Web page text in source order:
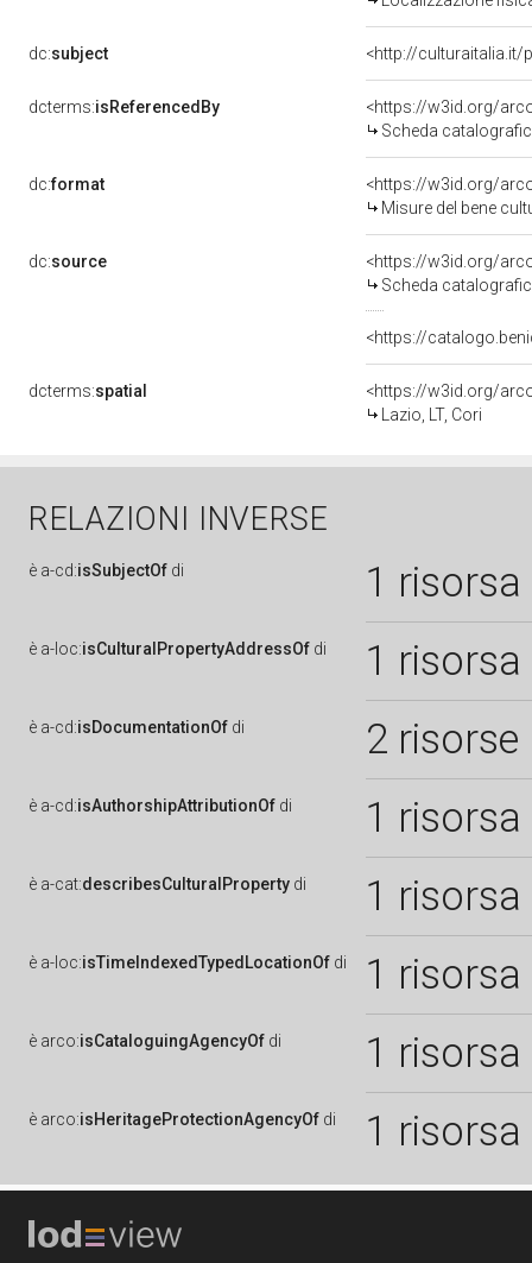
dc:subject <http://culturaitalia.it/
dcterms:isReferencedBy
<https://w3id.org/
Scheda
dc:format
<https://w3id.org/
Misure del bene
dc:source
<https://w3id.org/
Scheda
<https://
dcterms:spatial
<https://w3id.org/
Lazio, LT, Cori
RELAZIONI INVERSE
è a-cd:isSubjectOf di 1 risorsa
è a-loc:isCulturalPropertyAddressOf di 1 risorsa
è a-cd:isDocumentationOf di 2 risorse
è a-cd:isAuthorshipAttributionOf di 1 risorsa
è a-cat:describesCulturalProperty di 1 risorsa
è a-loc:isTimeIndexedTypedLocationOf di 1 risorsa
è arco:isCataloguingAgencyOf di 1 risorsa
è arco:isHeritageProtectionAgencyOf di 1 risorsa